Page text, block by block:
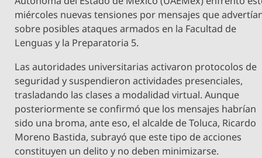
miércoles nuevas tensiones por mensajes que
sobre posibles ataques armados en la Facultad de
Lenguas y la Preparatoria 5.
Las autoridades universitarias activaron protocolos de
seguridad y suspendieron actividades presenciales,
trasladando las clases a modalidad virtual. Aunque
posteriormente se confirmó que los mensajes habrían
sido una broma, ante eso, el alcalde de Toluca, Ricardo
Moreno Bastida, subrayó que este tipo de acciones
constituyen un delito y no deben minimizarse.